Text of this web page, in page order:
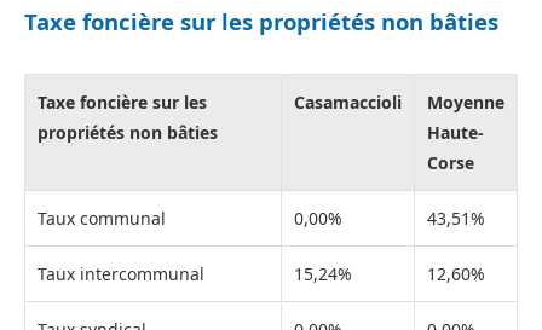
Taxe foncière sur les propriétés non bâties
Taxe foncière sur les
propriétés non bâties
Casamaccioli
Moyenne
Haute-
Corse
Taux communal 0,00% 43,51%
Taux intercommunal 15,24% 12,60%